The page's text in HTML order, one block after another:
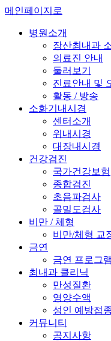
메인페이지로
병원소개
장산최내과
의료진 안내
둘러보기
진료안내 및
활동 / 방송
소화기내시경
센터소개
위내시경
대장내시경
건강검진
국가건강보험
종합검진
초음파검사
골밀도검사
비만 / 체형
비만/체형 교
금연
금연 프로그램
최내과 클리닉
만성질환
영양수액
성인 예방접
커뮤니티
공지사항